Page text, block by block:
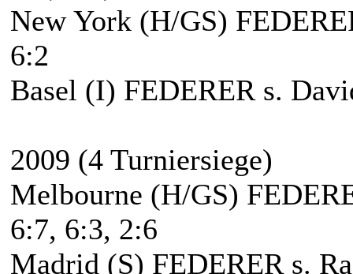
New York (H/GS)
6:2
Basel (I) FEDERER s.
2009 (4 Turniersiege)
Melbourne (H/GS)
6:7, 6:3, 2:6
Madrid (S) FEDERER s.